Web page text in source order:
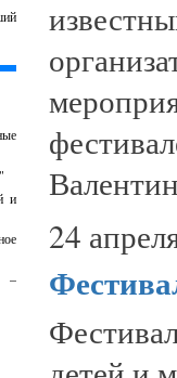
и
–
24